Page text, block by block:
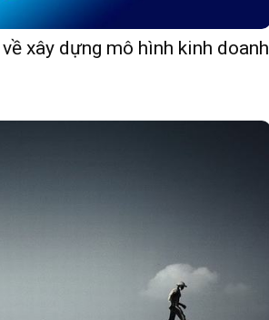
xây dựng mô hình kinh doanh